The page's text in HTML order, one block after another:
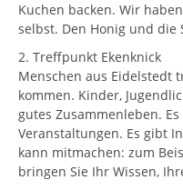
Kuchen backen. Wir
selbst. Den Honig und die
2. Treffpunkt Ekenknick
Menschen aus Eidelstedt
kommen. Kinder,
gutes Zusammenleben.
Veranstaltungen. Es gibt
kann mitmachen: zum
bringen Sie Ihr Wissen,